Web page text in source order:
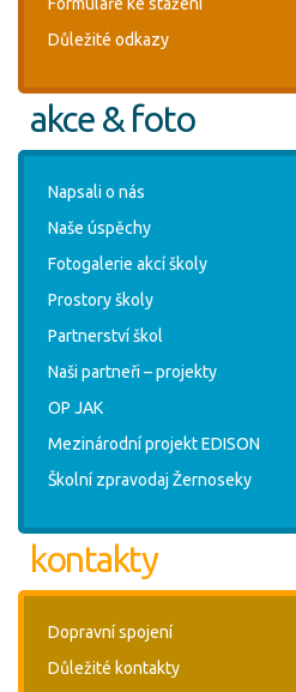
Důležité odkazy
akce & foto
Napsali o nás
Naše úspěchy
Fotogalerie akcí školy
Prostory školy
Partnerství škol
Naši partneři – projekty
OP JAK
Mezinárodní projekt EDISON
Školní zpravodaj Žernoseky
kontakty
Dopravní spojení
Důležité kontakty